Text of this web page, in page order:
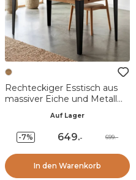
Rechteckiger Esstisch aus
massiver Eiche und Metall
Auf Lager
-7% 649.- 699.-
In den Warenkorb